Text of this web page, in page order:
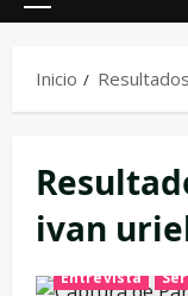
Inicio
ivan
Entrevista